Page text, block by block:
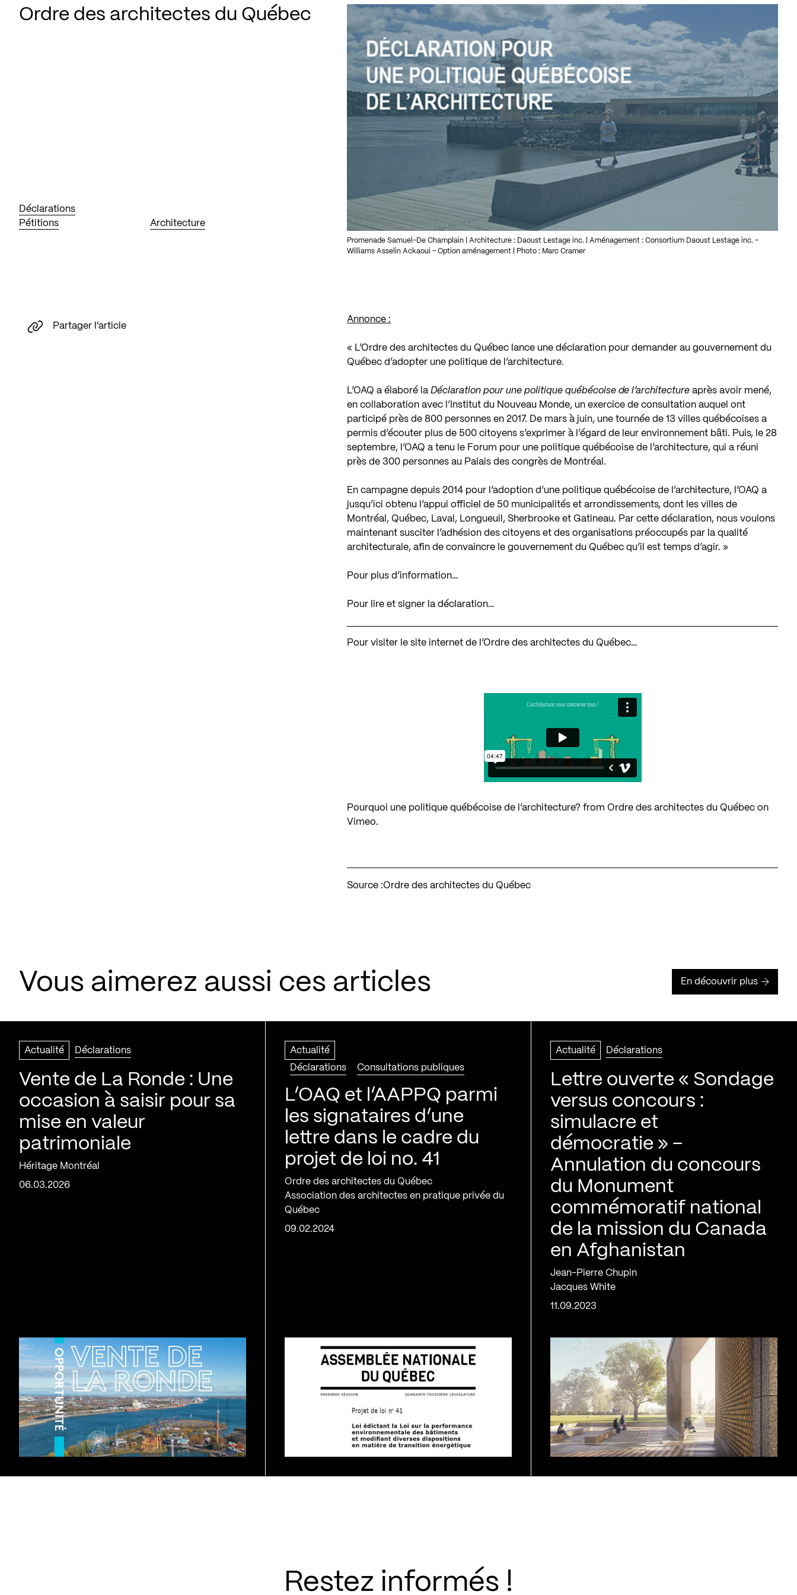
Ordre des architectes du Québec
Déclarations
Pétitions
Architecture
Promenade Samuel-De Champlain | Architecture : Daoust Lestage inc. | Aménagement : Consortium Daoust Lestage inc. –
Williams Asselin Ackaoui – Option aménagement | Photo : Marc Cramer
Annonce :
« L’Ordre des architectes du Québec lance une déclaration pour demander au gouvernement du
Québec d’adopter une politique de l’architecture.
L’OAQ a élaboré laDéclaration pour une politique québécoise de l’architecture après avoir mené,
en collaboration avec l’Institut du Nouveau Monde, un exercice de consultation auquel ont
participé près de 800 personnes en 2017. De mars à juin, une tournée de 13 villes québécoises a
permis d’écouter plus de 500 citoyens s’exprimer à l’égard de leur environnement bâti. Puis, le 28
septembre, l’OAQ a tenu le Forum pour une politique québécoise de l’architecture, qui a réuni
près de 300 personnes au Palais des congrès de Montréal.
En campagne depuis 2014 pour l’adoption d’une politique québécoise de l’architecture, l’OAQ a
jusqu’ici obtenu l’appui officiel de 50 municipalités et arrondissements, dont les villes de
Montréal, Québec, Laval, Longueuil, Sherbrooke et Gatineau. Par cette déclaration, nous voulons
maintenant susciter l’adhésion des citoyens et des organisations préoccupés par la qualité
architecturale, afin de convaincre le gouvernement du Québec qu’il est temps d’agir. »
Pour plus d’information…
Pour lire et signer la déclaration…
Pour visiter le site internet de l’Ordre des architectes du Québec…
Pourquoi une politique québécoise de l’architecture? fromOrdre des architectes du Québec on
Vimeo.
Source :Ordre des architectes du Québec
Partager l'article
Vous aimerez aussi ces articles En découvrir plus
Actualité Déclarations
Vente de La Ronde : Une
occasion à saisir pour sa
mise en valeur
patrimoniale
Héritage Montréal
06.03.2026
Actualité
Déclarations
Consultations publiques
L’OAQ et l’AAPPQ parmi
les signataires d’une
lettre dans le cadre du
projet de loi no. 41
Ordre des architectes du Québec
Association des architectes en pratique privée du
Québec
09.02.2024
Actualité Déclarations
Lettre ouverte « Sondage
versus concours :
simulacre et
démocratie » –
Annulation du concours
du Monument
commémoratif national
de la mission du Canada
en Afghanistan
Jean-Pierre Chupin
Jacques White
11.09.2023
Restez informés !